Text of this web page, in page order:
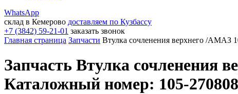
WhatsApp
склад в Кемерово доставляем по Кузбассу
+7 (3842) 59-21-01 заказать звонок
Главная страница Запчасти Втулка сочленения верхнего /АМАЗ
Запчасть Втулка сочленения
Каталожный номер: 105-